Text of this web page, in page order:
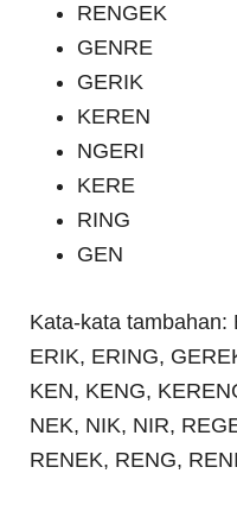
RENGEK
GENRE
GERIK
KEREN
NGERI
KERE
RING
GEN
Kata-kata tambahan:
ERIK, ERING,
KEN, KENG,
NEK, NIK, NIR,
RENEK, RENG,